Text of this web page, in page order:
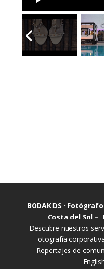
BODAKIDS ·
Costa del Sol –
Descubre nuestros
Fotografía corporativa
Reportajes de